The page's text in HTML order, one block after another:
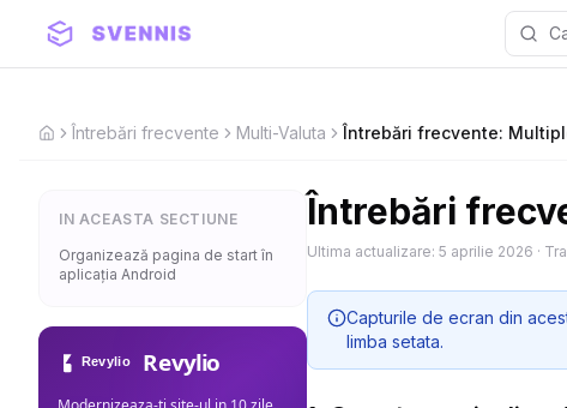
HomeÎntrebări frecvente Multi-Valuta Întrebări frecvente:
IN ACEASTA SECTIUNE
Organizează pagina de start în
aplicația Android
Revylio
Întrebări
Ultima actualizare: 5 aprilie 2026 ·
Capturile de ecran din
limba setata.